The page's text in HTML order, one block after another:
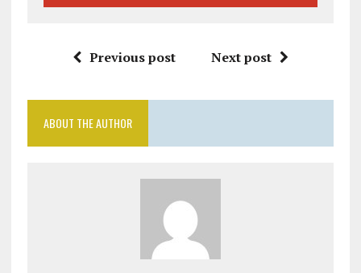
Previous post Next post
ABOUT THE AUTHOR